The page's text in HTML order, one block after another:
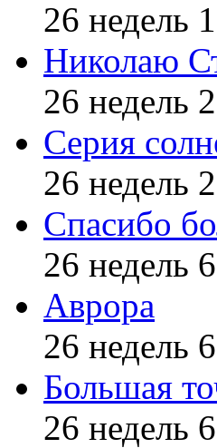
26 недель
Николаю
26 недель
Серия
26 недель
Спасибо
26 недель
Аврора
26 недель
Большая
26 недель